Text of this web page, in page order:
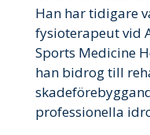
Han har tidigare
fysioterapeut vid
Sports Medicine
han bidrog till
professionella